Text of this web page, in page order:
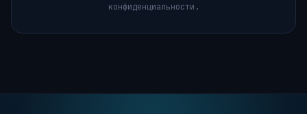
конфиденциальности.